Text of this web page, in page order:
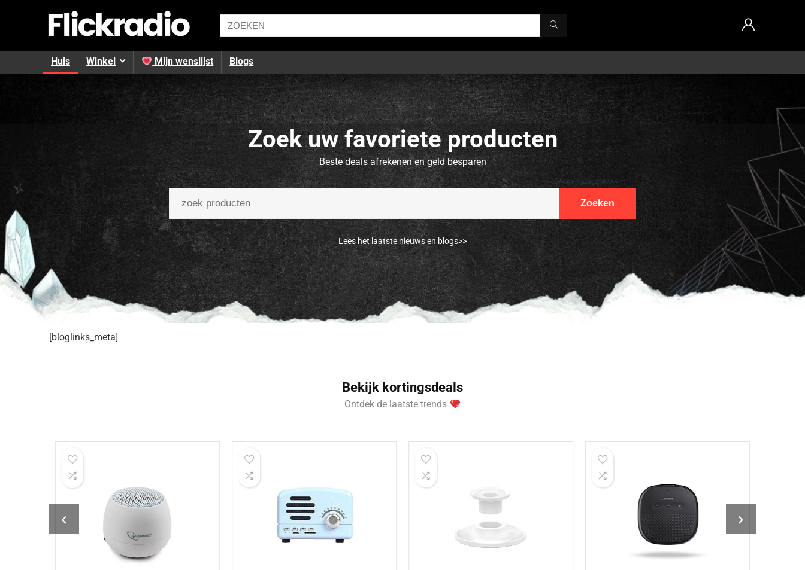
Huis Winkel Mijn wenslijst Blogs
Zoek uw favoriete producten
Beste deals afrekenen en geld besparen
Zoeken
Lees het laatste nieuws en blogs>>
[bloglinks_meta]
Bekijk kortingsdeals
Ontdek de laatste trends